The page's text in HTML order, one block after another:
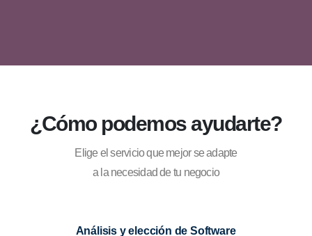
¿Cómo podemos ayudarte?
Elige el servicio que mejor se adapte
a la necesidad de tu negocio
Análisis y elección de Software